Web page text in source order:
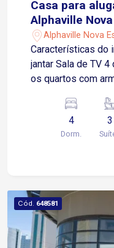
Casa para
Alphaville
Votorantim/SP
Alphaville Nova
Características do imóvel Sala de
jantar Sala de TV
os quartos com
eletrodomésticos
Piscina Garagem
cobertas Condomínio de alto padrão na divisa
Esplanada Infraestrutura do condomínio Portaria
e segurança 24
de festas
Playground
4
Dorm.
3
Cód. 648581